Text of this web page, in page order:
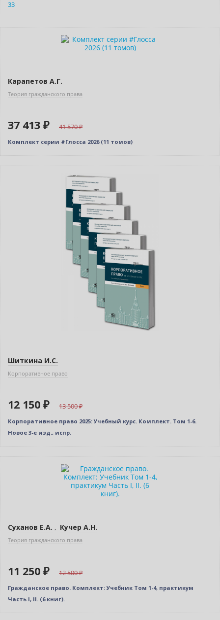
33
–10% (скидка 4157 ₽)
Карапетов А.Г.
Теория гражданского права
37 413 ₽ 41 570
Комплект серии #Глосса 2026 (11 томов)
–10% (скидка 1350 ₽)
Шиткина И.С.
Корпоративное право
12 150 ₽ 13 500
Корпоративное право 2025: Учебный курс. Комплект. Том 1-6.
Новое 3-е изд., испр.
–10% (скидка 1250 ₽)
Суханов Е.А. , Кучер А.Н.
Теория гражданского права
11 250 ₽ 12 500
Гражданское право. Комплект: Учебник Том 1-4, практикум
Часть I, II. (6 книг).